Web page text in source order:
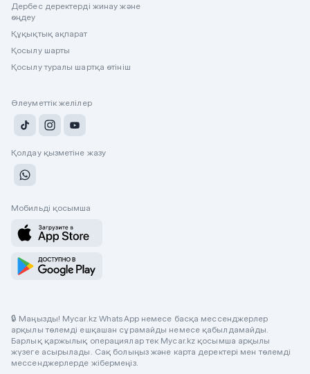
Дербес деректерді жинау және
өңдеу
Құқықтық ақпарат
Қосылу шарты
Қосылу туралы шартқа өтініш
Әлеуметтік желілер
Қолдау қызметіне жазу
Мобильді қосымша
🔒 Маңызды! Mycar.kz WhatsApp немесе басқа мессенджерлер
арқылы төлемді ешқашан сұрамайды немесе қабылдамайды.
Барлық қаржылық операциялар тек Mycar.kz қосымша арқылы
жүзеге асырылады. Сақ болыңыз және карта деректері мен төлемді
мессенджерлерде жібермеңіз.